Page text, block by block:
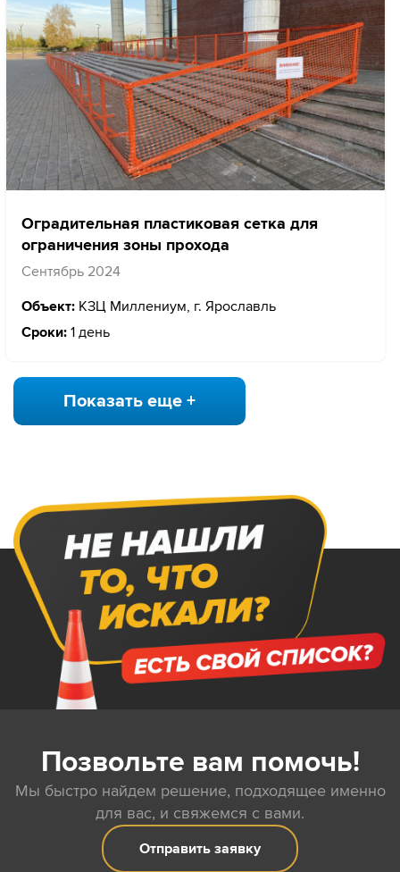
Оградительная пластиковая сетка для
ограничения зоны прохода
Сентябрь 2024
Объект: КЗЦ Миллениум, г. Ярославль
Сроки: 1 день
Показать еще +
Позвольте вам помочь!
Мы быстро найдем решение, подходящее именно
для вас, и свяжемся с вами.
Отправить заявку